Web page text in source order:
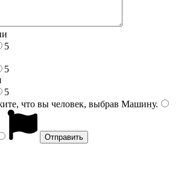
5
5
5
что вы человек, выбрав Машину.